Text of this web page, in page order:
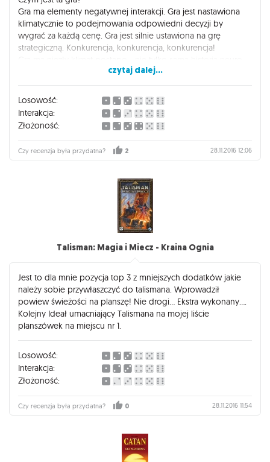
Gra ma elementy negatywnej interakcji. Gra jest nastawiona
klimatycznie to podejmowania odpowiedni decyzji by
wygrać za każdą cenę. Gra jest silnie ustawiona na grę
strategiczną. Konkurencja, konkurencja, konkurencja!
Jeżeli po grę się sięga w każdej możliwej chwili to oznacza, że
jest godna polecenia. Jest po prostu dobra!
czytaj dalej...
Losowość:
Interakcja:
Złożoność:
Czy recenzja była przydatna? 2 28.11.2016 12:06
Talisman: Magia i Miecz - Kraina Ognia
Jest to dla mnie pozycja top 3 z mniejszych dodatków jakie
należy sobie przywłaszczyć do talismana. Wprowadził
powiew świeżości na planszę! Nie drogi... Ekstra wykonany....
Kolejny Ideał umacniający Talismana na mojej liście
planszówek na miejscu nr 1.
Losowość:
Interakcja:
Złożoność:
Czy recenzja była przydatna? 0 28.11.2016 11:54